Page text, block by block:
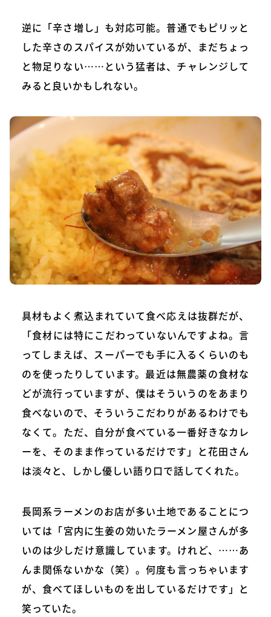
逆に「辛さ増し」も対応可能。普通でもピリッと
した辛さのスパイスが効いているが、まだちょっ
と物足りない……という猛者は、チャレンジして
みると良いかもしれない。
具材もよく煮込まれていて食べ応えは抜群だが、
「食材には特にこだわっていないんですよね。言
ってしまえば、スーパーでも手に入るくらいのも
のを使ったりしています。最近は無農薬の食材な
どが流行っていますが、僕はそういうのをあまり
食べないので、そういうこだわりがあるわけでも
なくて。ただ、自分が食べている一番好きなカレ
ーを、そのまま作っているだけです」と花田さん
は淡々と、しかし優しい語り口で話してくれた。
長岡系ラーメンのお店が多い土地であることにつ
いては「宮内に生姜の効いたラーメン屋さんが多
いのは少しだけ意識しています。けれど、……あ
んま関係ないかな（笑）。何度も言っちゃいます
が、食べてほしいものを出しているだけです」と
笑っていた。